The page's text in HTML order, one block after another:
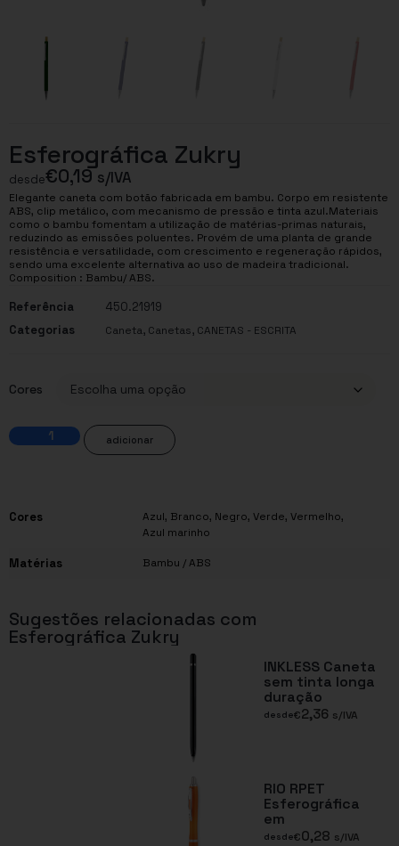
Esferográfica Zukry
desde€0,19 s/IVA
Elegante caneta com botão fabricada em bambu. Corpo em resistente
ABS, clip metálico, com mecanismo de pressão e tinta azul.Materiais
como o bambu fomentam a utilização de matérias-primas naturais,
reduzindo as emissões poluentes. Provém de uma planta de grande
resistência e versatilidade, com crescimento e regeneração rápidos,
sendo uma excelente alternativa ao uso de madeira tradicional.
Composition : Bambu/ ABS.
Referência
450.21919
Categorias
Caneta, Canetas, CANETAS - ESCRITA
Cores
adicionar
Cores Azul, Branco, Negro, Verde, Vermelho,
Azul marinho
Matérias Bambu / ABS
Sugestões relacionadas com
Esferográfica Zukry
INKLESS Caneta
sem tinta longa
duração
desde€2,36 s/IVA
RIO RPET
Esferográfica
em
desde€0,28 s/IVA